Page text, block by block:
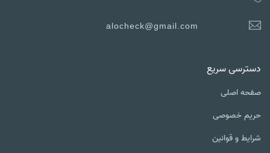
alocheck@gmail.com
سریع
اصلی
خصوصی
و قوانین